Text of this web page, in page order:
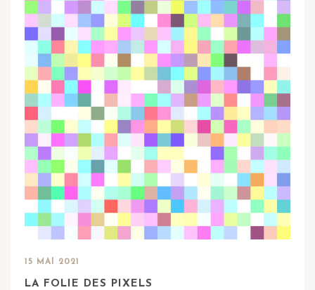
15 MAI 2021
LA FOLIE DES PIXELS